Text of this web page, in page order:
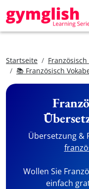
Startseite
📚 Französisch
Übersetzung &
Wollen Sie
einfach